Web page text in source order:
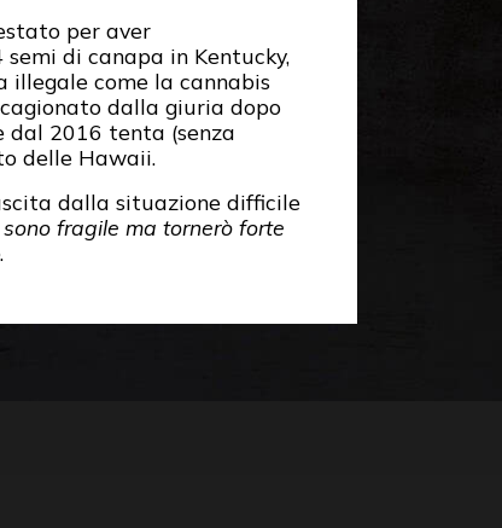
per aver
di canapa in Kentucky,
come la cannabis
dalla giuria dopo
dal 2016 tenta (senza
delle Hawaii.
dalla situazione difficile
fragile ma tornerò forte